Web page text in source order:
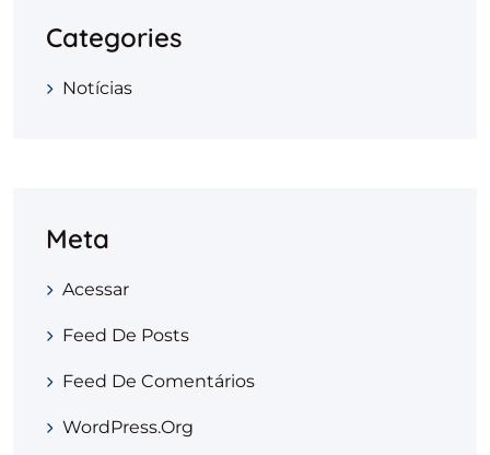
Categories
Notícias
Meta
Acessar
Feed De Posts
Feed De Comentários
WordPress.org